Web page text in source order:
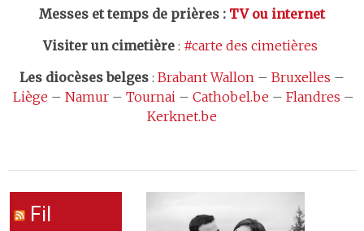
Messes et temps de prières: TV ou internet
Visiter un cimetière: #carte des cimetières
Les diocèses belges: Brabant Wallon– Bruxelles –
Liège – Namur– Tournai– Cathobel.be – Flandres –
Kerknet.be
Fil